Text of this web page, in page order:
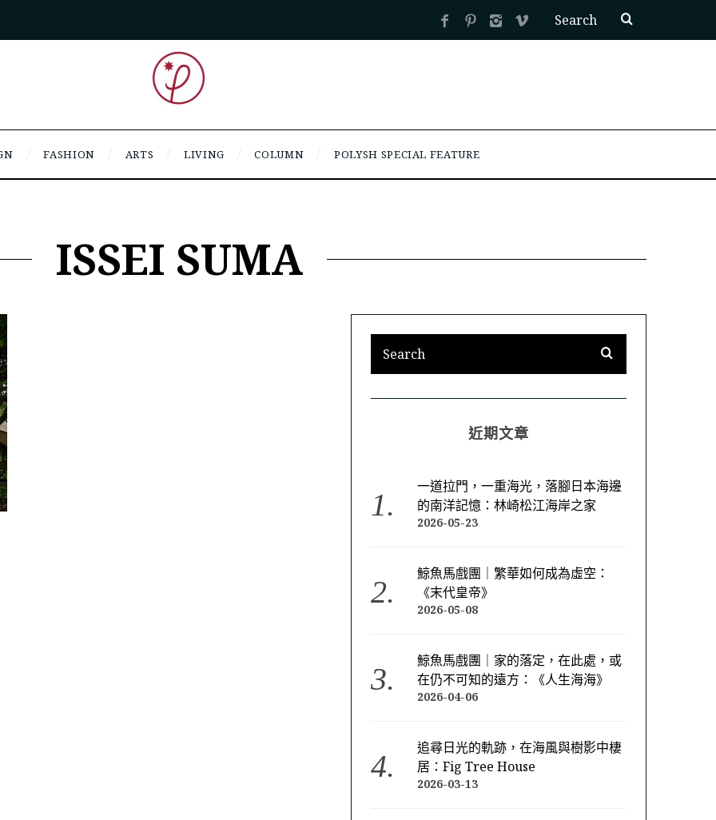
FASHION ARTS LIVING COLUMN POLYSH SPECIAL FEATURE
ISSEI SUMA
近期文章
一道拉門，一重海光，落腳日本海邊
的南洋記憶：林崎松江海岸之家
2026-05-23
鯨魚馬戲團｜繁華如何成為虛空：
《末代皇帝》
2026-05-08
鯨魚馬戲團｜家的落定，在此處，或
在仍不可知的遠方：《人生海海》
2026-04-06
追尋日光的軌跡，在海風與樹影中棲
居：Fig Tree House
2026-03-13